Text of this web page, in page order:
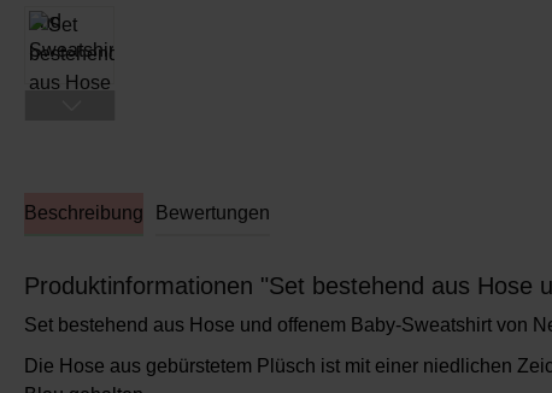
Beschreibung Bewertungen
Produktinformationen "Set bestehend aus Hose
Set bestehend aus Hose und offenem Baby-Sweatshirt von
Die Hose aus gebürstetem Plüsch ist mit einer niedlichen